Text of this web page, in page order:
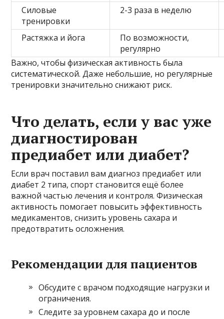
Силовые
тренировки
2-3 раза в неделю
Растяжка и йога
По возможности,
регулярно
Важно, чтобы физическая активность была
систематической. Даже небольшие, но регулярные
тренировки значительно снижают риск.
Что делать, если у вас уже
диагностирован
предиабет или диабет?
Если врач поставил вам диагноз предиабет или
диабет 2 типа, спорт становится ещё более
важной частью лечения и контроля. Физическая
активность помогает повысить эффективность
медикаментов, снизить уровень сахара и
предотвратить осложнения.
Рекомендации для пациентов
Обсудите с врачом подходящие нагрузки и
ограничения.
Следите за уровнем сахара до и после